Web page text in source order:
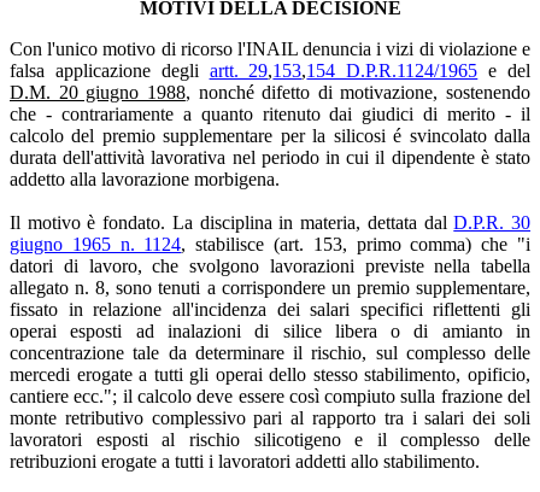
MOTIVI DELLA DECISIONE
Con l'unico motivo di ricorso l'INAIL denuncia i vizi di violazione e
falsa applicazione degli artt. 29,153,154 D.P.R.1124/1965 e del
D.M. 20 giugno 1988, nonché difetto di motivazione, sostenendo
che - contrariamente a quanto ritenuto dai giudici di merito - il
calcolo del premio supplementare per la silicosi é svincolato dalla
durata dell'attività lavorativa nel periodo in cui il dipendente è stato
addetto alla lavorazione morbigena.
Il motivo è fondato. La disciplina in materia, dettata dalD.P.R. 30
giugno 1965 n. 1124, stabilisce (art. 153, primo comma) che "i
datori di lavoro, che svolgono lavorazioni previste nella tabella
allegato n. 8, sono tenuti a corrispondere un premio supplementare,
fissato in relazione all'incidenza dei salari specifici riflettenti gli
operai esposti ad inalazioni di silice libera o di amianto in
concentrazione tale da determinare il rischio, sul complesso delle
mercedi erogate a tutti gli operai dello stesso stabilimento, opificio,
cantiere ecc."; il calcolo deve essere così compiuto sulla frazione del
monte retributivo complessivo pari al rapporto tra i salari dei soli
lavoratori esposti al rischio silicotigeno e il complesso delle
retribuzioni erogate a tutti i lavoratori addetti allo stabilimento.